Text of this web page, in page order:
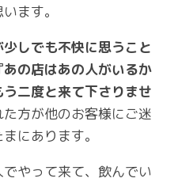
ます。
しでも不快に思うこと
あの店はあの人がいるか
二度と来て下さりませ
方が他のお客様にご迷
にあります。
やって来て、飲んでい